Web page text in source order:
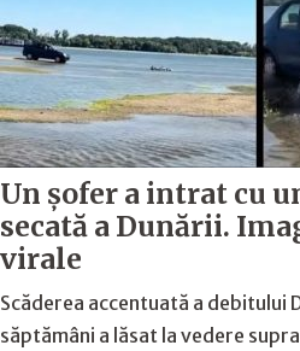
Un șofer a intrat cu
secată a Dunării.
virale
Scăderea accentuată a debitului
săptămâni a lăsat la vedere